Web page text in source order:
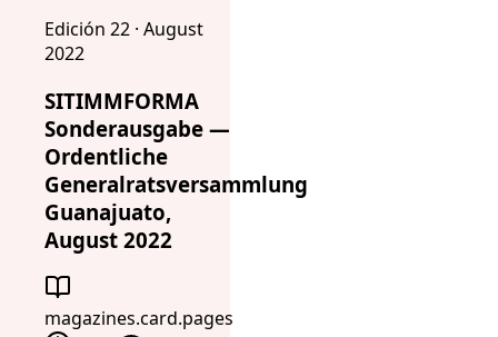
Edición 22 · August
2022
SITIMMFORMA
Sonderausgabe —
Ordentliche
Generalratsversammlung
Guanajuato,
August 2022
magazines.card.pages